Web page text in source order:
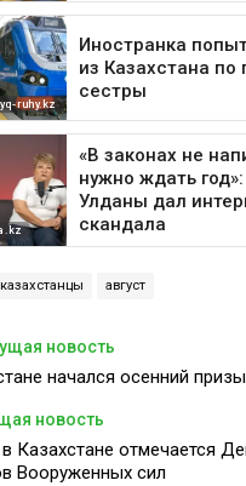
казахстанцы август
новость
начался осенний
новость
Казахстане отмечается
Вооруженных сил